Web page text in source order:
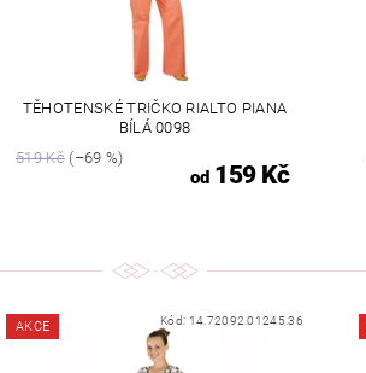
TĚHOTENSKÉ TRIČKO RIALTO PIANA
BÍLÁ 0098
519 Kč(–69 %)
od159 Kč
AKCE Kód: 14.72092.01245.36